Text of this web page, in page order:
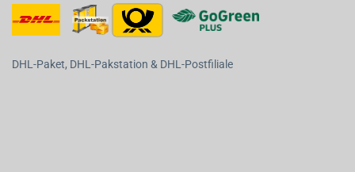
DHL-Paket, DHL-Pakstation & DHL-Postfiliale